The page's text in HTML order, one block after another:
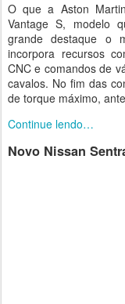
O que a Aston
Vantage S, modelo
grande destaque o
incorpora recursos
CNC e comandos de
cavalos. No fim das
de torque máximo,
Continue lendo…
Novo Nissan